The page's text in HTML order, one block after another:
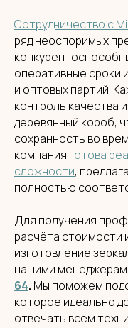
Сотрудничество с
ряд неоспоримых
оперативные сроки
и оптовых партий.
контроль качества
деревянный короб,
сохранность во
компания готова
сложности,
полностью
Для получения
расчёта стоимости
изготовление
нашими
64. Мы поможем
которое идеально
отвечать всем
ИНН 560400511178
Остались вопросы?
Оставь заявку и мы с
Имя
+7
Я согласен с политикой
ОТПРАВИТЬ
+7 (961) 595-72-73
zerkala@ksk23.ru
E-mail:
Адрес: 350037, г. Краснодар,
х. им. Ленина, ДНТ Виктория,
ул. Казачья, д. 2А